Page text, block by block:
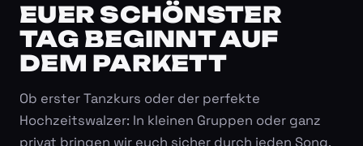
EUER SCHÖNSTER
TAG BEGINNT AUF
DEM PARKETT
Ob erster Tanzkurs oder der perfekte
Hochzeitswalzer: In kleinen Gruppen oder ganz
privat bringen wir euch sicher durch jeden Song.